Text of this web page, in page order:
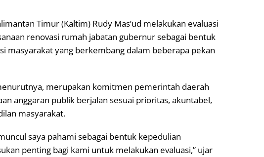
Timur (Kaltim) Rudy Mas’ud melakukan evaluasi
renovasi rumah jabatan gubernur sebagai bentuk
masyarakat yang berkembang dalam beberapa pekan
merupakan komitmen pemerintah daerah
anggaran publik berjalan sesuai prioritas, akuntabel,
masyarakat.
saya pahami sebagai bentuk kepedulian
penting bagi kami untuk melakukan evaluasi,” ujar